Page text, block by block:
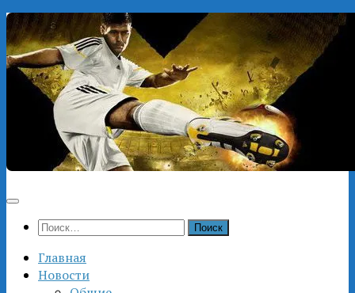
Перейти
к
содержимому
Найти:
Главная
Новости